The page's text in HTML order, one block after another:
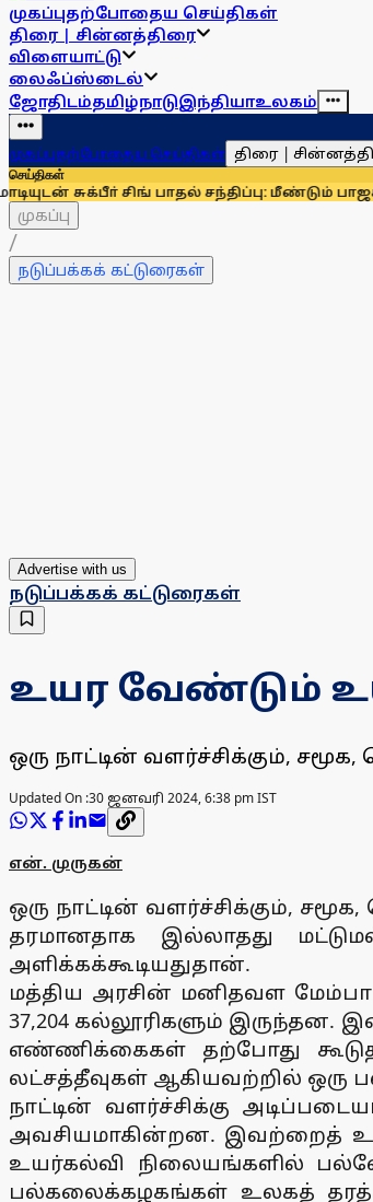
முகப்புதற்போதைய செய்திகள்
திரை | சின்னத்திரை
விளையாட்டு
லைஃப்ஸ்டைல்
ஜோதிடம்தமிழ்நாடுஇந்தியாஉலகம்
முகப்புதற்போதைய செய்திகள் திரை |
செய்திகள்
சிங் பாதல் சந்திப்பு: மீண்டும் பாஜக
முகப்பு
/
நடுப்பக்கக் கட்டுரைகள்
Advertise with us
நடுப்பக்கக் கட்டுரைகள்
உயர வேண்டும்
ஒரு நாட்டின் வளர்ச்சிக்கும்,
Updated On :30 ஜனவரி 2024, 6:38 pm IST
என். முருகன்
ஒரு நாட்டின் வளர்ச்சிக்கும்,
தரமானதாக இல்லாதது
அளிக்கக்கூடியதுதான்.
மத்திய அரசின் மனிதவள
37,204 கல்லூரிகளும் இருந்தன.
எண்ணிக்கைகள் தற்போது
லட்சத்தீவுகள் ஆகியவற்றில் ஒரு
நாட்டின் வளர்ச்சிக்கு
அவசியமாகின்றன. இவற்றைத்
உயர்கல்வி நிலையங்களில்
பல்கலைக்கழகங்கள் உலகத்